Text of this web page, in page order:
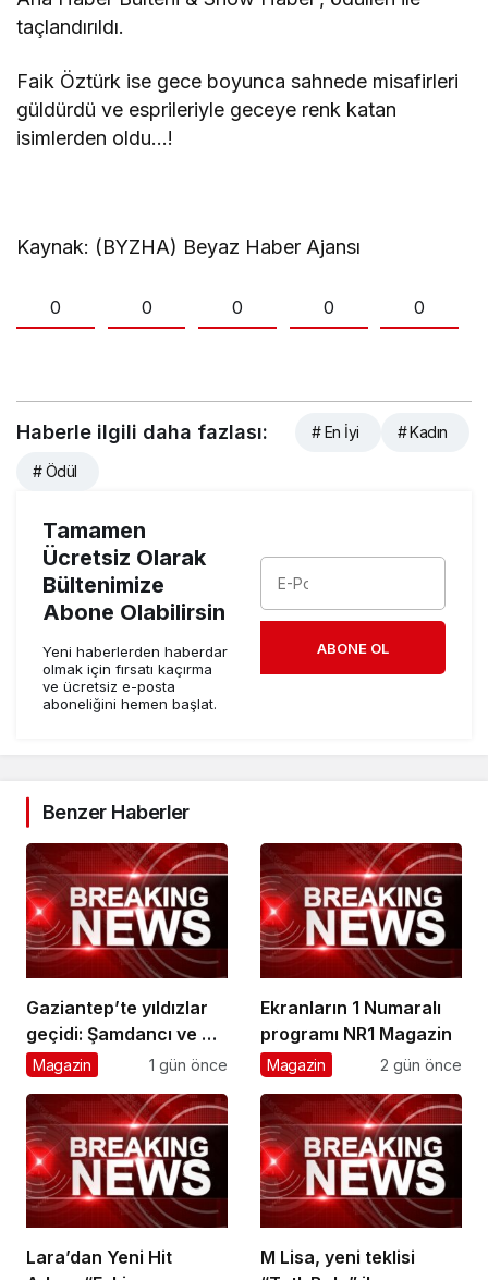
taçlandırıldı.
Faik Öztürk ise gece boyunca sahnede misafirleri
güldürdü ve esprileriyle geceye renk katan
isimlerden oldu…!
Kaynak: (BYZHA) Beyaz Haber Ajansı
0 0 0 0 0
Haberle ilgili daha fazlası: # En İyi # Kadın
# Ödül
Tamamen
Ücretsiz Olarak
Bültenimize
Abone Olabilirsin
Yeni haberlerden haberdar
olmak için fırsatı kaçırma
ve ücretsiz e-posta
aboneliğini hemen başlat.
ABONE OL
Benzer Haberler
Gaziantep’te yıldızlar
geçidi: Şamdancı ve By
Mustafa açılışı ile
gala
Magazin 1 gün önce
Ekranların 1 Numaralı
programı NR1 Magazin
Magazin 2 gün önce
Lara’dan Yeni Hit
M Lisa, yeni teklisi